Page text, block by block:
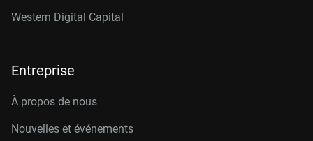
Western Digital Capital
Entreprise
À propos de nous
Nouvelles et événements